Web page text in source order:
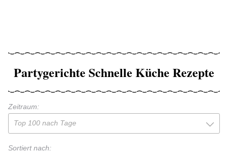
Partygerichte Schnelle Küche Rezepte
Zeitraum:
Top 100 nach Tage
Sortiert nach: